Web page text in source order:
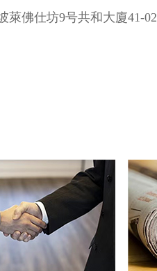
萊佛仕坊9号共和大廈41-02